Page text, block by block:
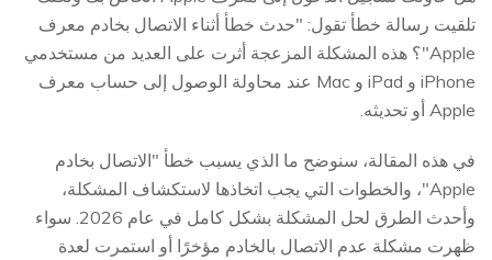
تلقيت رسالة خطأ تقول: "حدث خطأ أثناء الاتصال بخادم معرف
Apple"؟ هذه المشكلة المزعجة أثرت على العديد من مستخدمي
iPhone و iPad و Mac عند محاولة الوصول إلى حساب معرف
Apple أو تحديثه.
في هذه المقالة، سنوضح ما الذي يسبب خطأ "الاتصال بخادم
Apple"، والخطوات التي يجب اتخاذها لاستكشاف المشكلة،
وأحدث الطرق لحل المشكلة بشكل كامل في عام 2026. سواء
ظهرت مشكلة عدم الاتصال بالخادم مؤخرًا أو استمرت لعدة